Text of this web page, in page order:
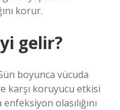
korur.
gelir?
boyunca vücuda
karşı koruyucu etkisi
olasılığını